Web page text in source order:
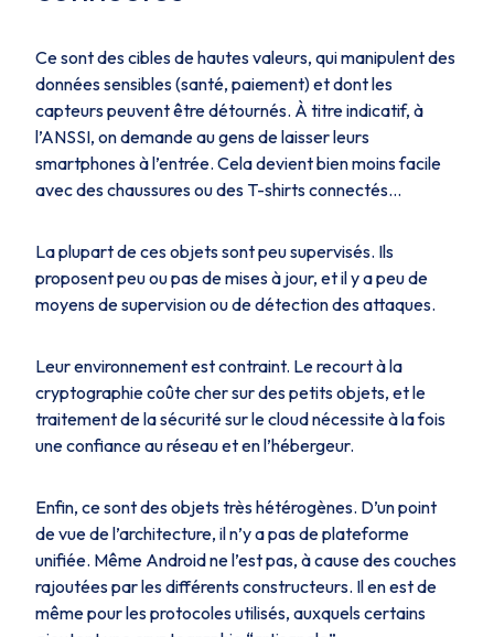
Ce sont des cibles de hautes valeurs, qui manipulent des
données sensibles (santé, paiement) et dont les
capteurs peuvent être détournés. À titre indicatif, à
l’ANSSI, on demande au gens de laisser leurs
smartphones à l’entrée. Cela devient bien moins facile
avec des chaussures ou des T-shirts connectés...
La plupart de ces objets sont peu supervisés. Ils
proposent peu ou pas de mises à jour, et il y a peu de
moyens de supervision ou de détection des attaques.
Leur environnement est contraint. Le recourt à la
cryptographie coûte cher sur des petits objets, et le
traitement de la sécurité sur le cloud nécessite à la fois
une confiance au réseau et en l’hébergeur.
Enfin, ce sont des objets très hétérogènes. D’un point
de vue de l’architecture, il n’y a pas de plateforme
unifiée. Même Android ne l’est pas, à cause des couches
rajoutées par les différents constructeurs. Il en est de
même pour les protocoles utilisés, auxquels certains